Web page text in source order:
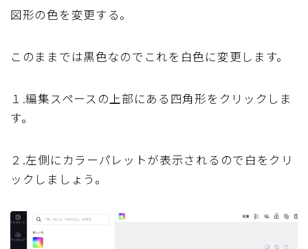
図形の色を変更する。
このままでは黒色なのでこれを白色に変更します。
１.編集スペースの上部にある四角形をクリックしま
す。
２.左側にカラーパレットが表示されるので白をクリ
ックしましょう。